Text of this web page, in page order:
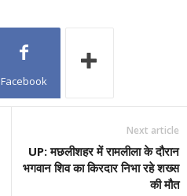
Facebook
Next article
UP: मछलीशहर में रामलीला के दौरान
भगवान शिव का किरदार निभा रहे शख्स
की मौत